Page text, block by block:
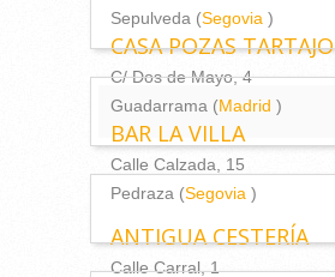
Sepulveda (Segovia )
CASA POZAS TARTAJO
C/ Dos de Mayo, 4
Guadarrama (Madrid )
BAR LA VILLA
Calle Calzada, 15
Pedraza (Segovia )
ANTIGUA CESTERÍA
Calle Carral, 1